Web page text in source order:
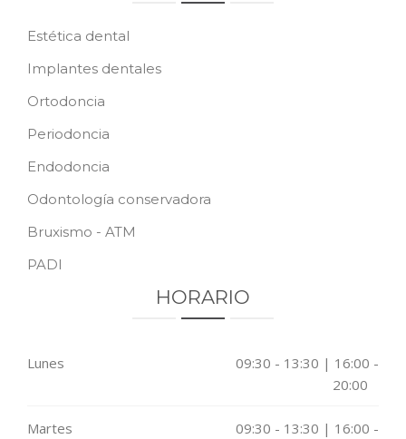
Estética dental
Implantes dentales
Ortodoncia
Periodoncia
Endodoncia
Odontología conservadora
Bruxismo - ATM
PADI
HORARIO
Lunes
09:30 - 13:30 | 16:00 -
20:00
Martes
09:30 - 13:30 | 16:00 -